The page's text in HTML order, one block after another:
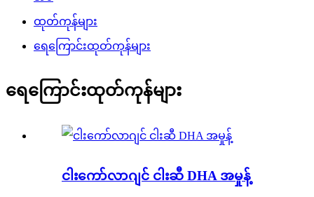
ထုတ်ကုန်များ
ရေကြောင်းထုတ်ကုန်များ
ရေကြောင်းထုတ်ကုန်များ
ငါးကော်လာဂျင် ငါးဆီ DHA အမှုန့်